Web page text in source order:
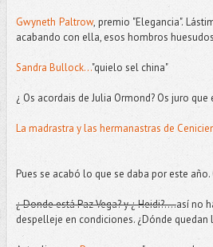
Gwyneth Paltrow, premio "Elegancia".
acabando con ella, esos hombros
Sandra Bullock..."quielo sel china"
¿ Os acordais de Julia Ormond? Os juro que
La madrastra y las hermanastras de
Pues se acabó lo que se daba por este
¿ Donde está Paz Vega? y ¿ Heidi?....así no
despelleje en condiciones. ¿Dónde quedan